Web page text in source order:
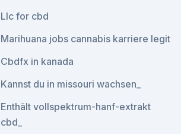
Llc for cbd
Marihuana jobs cannabis karriere legit
Cbdfx in kanada
Kannst du in missouri wachsen_
Enthält vollspektrum-hanf-extrakt
cbd_